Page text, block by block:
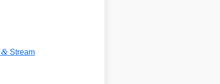
& Stream